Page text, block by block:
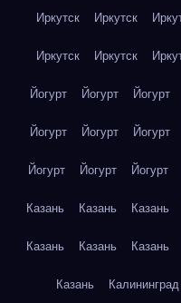
Иркутск Иркутск
Иркутск Иркутск
Йогурт Йогурт Йогурт
Йогурт Йогурт Йогурт
Йогурт Йогурт Йогурт
Казань Казань Казань
Казань Казань Казань
Казань Калининград